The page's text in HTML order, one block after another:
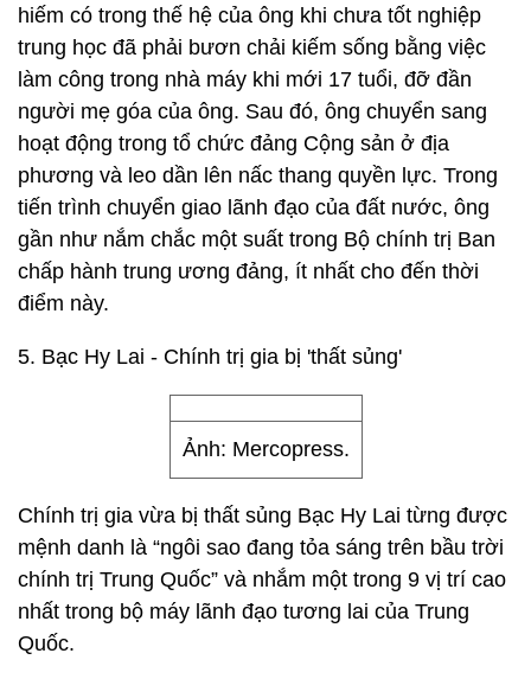
hiếm có trong thế hệ của ông khi chưa tốt nghiệp
trung học đã phải bươn chải kiếm sống bằng việc
làm công trong nhà máy khi mới 17 tuổi, đỡ đần
người mẹ góa của ông. Sau đó, ông chuyển sang
hoạt động trong tổ chức đảng Cộng sản ở địa
phương và leo dần lên nấc thang quyền lực. Trong
tiến trình chuyển giao lãnh đạo của đất nước, ông
gần như nắm chắc một suất trong Bộ chính trị Ban
chấp hành trung ương đảng, ít nhất cho đến thời
điểm này.
5. Bạc Hy Lai - Chính trị gia bị 'thất sủng'
Ảnh: Mercopress.
Chính trị gia vừa bị thất sủng Bạc Hy Lai từng được
mệnh danh là “ngôi sao đang tỏa sáng trên bầu trời
chính trị Trung Quốc” và nhắm một trong 9 vị trí cao
nhất trong bộ máy lãnh đạo tương lai của Trung
Quốc.